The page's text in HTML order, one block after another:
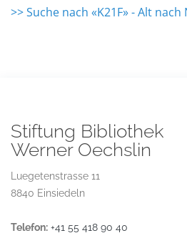
>> Suche nach «K21F» - Alt nach
Stiftung Bibliothek
Werner Oechslin
Luegetenstrasse 11
8840 Einsiedeln
Telefon: +41 55 418 90 40